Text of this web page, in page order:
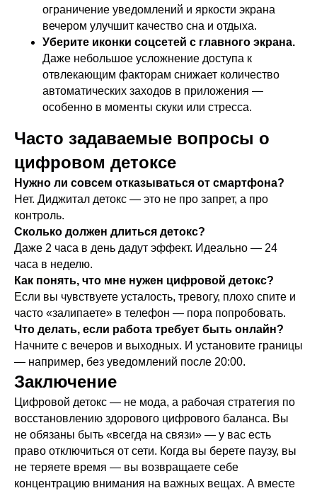
ограничение уведомлений и яркости экрана
вечером улучшит качество сна и отдыха.
Уберите иконки соцсетей с главного экрана.
Даже небольшое усложнение доступа к
отвлекающим факторам снижает количество
автоматических заходов в приложения —
особенно в моменты скуки или стресса.
Часто задаваемые вопросы о
цифровом детоксе
Нужно ли совсем отказываться от смартфона?
Нет. Диджитал детокс — это не про запрет, а про
контроль.
Сколько должен длиться детокс?
Даже 2 часа в день дадут эффект. Идеально — 24
часа в неделю.
Как понять, что мне нужен цифровой детокс?
Если вы чувствуете усталость, тревогу, плохо спите и
часто «залипаете» в телефон — пора попробовать.
Что делать, если работа требует быть онлайн?
Начните с вечеров и выходных. И установите границы
— например, без уведомлений после 20:00.
Заключение
Цифровой детокс — не мода, а рабочая стратегия по
восстановлению здорового цифрового баланса. Вы
не обязаны быть «всегда на связи» — у вас есть
право отключиться от сети. Когда вы берете паузу, вы
не теряете время — вы возвращаете себе
концентрацию внимания на важных вещах. А вместе
© 2026 Все права защищены
Наша история
Блог
Отзывы
СМИ о нас
Политика конфиденциальности